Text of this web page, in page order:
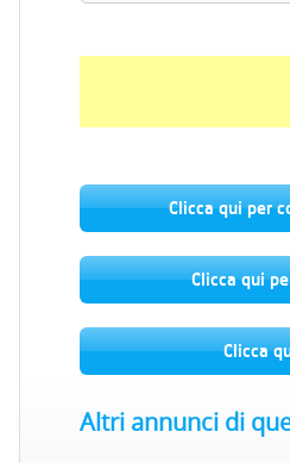
Clicca qui per
Clicca qui
Clicca
Altri annunci di